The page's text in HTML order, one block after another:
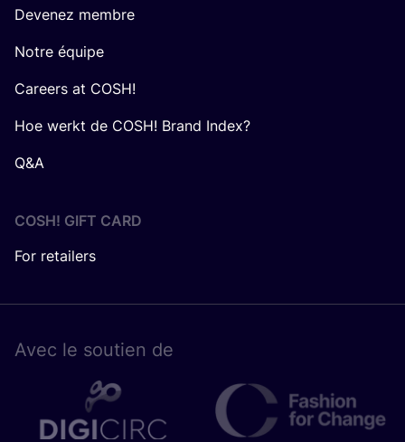
Devenez membre
Notre équipe
Careers at COSH!
Hoe werkt de COSH! Brand Index?
Q&A
COSH! GIFT CARD
For retailers
Avec le sou­tien de